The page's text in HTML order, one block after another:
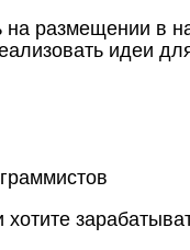
на размещении в
идеи
хотите